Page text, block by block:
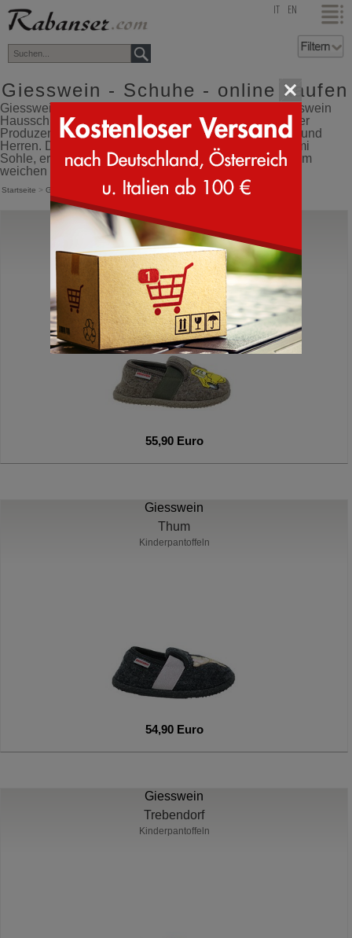
top EN
Giesswein - Schuhe - online kaufen
Giesswein Pantoffeln offizieller Wiederverkäufer. Giesswein
Hausschuhe Hersteller aus Österreich ist Weltführender
Produzent von Filzwolle Pantoffeln für Kinder, Damen und
Herren. Die einzigartige Produktionsart mit Spritzgummi
Sohle, ermöglicht ein rutschfestes gehen und ein extrem
weichen Tragekomfort.
Startseite > Giesswein
Giesswein
Tackesdorf
55,90 Euro
Giesswein
Thum
Kinderpantoffeln
54,90 Euro
Giesswein
Trebendorf
Kinderpantoffeln